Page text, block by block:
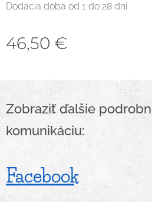
Dodacia doba od 1 do 28 dni
46,50 €
Zobraziť ďalšie
komunikáciu:
Facebook